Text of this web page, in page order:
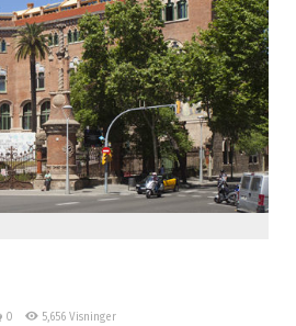
0 5,656 Visninger